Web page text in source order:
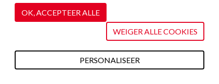
Realisatie : StudioJuillet
Cookiebeheer
OK, ACCEPTEER ALLE
WEIGER ALLE COOKIES
PERSONALISEER